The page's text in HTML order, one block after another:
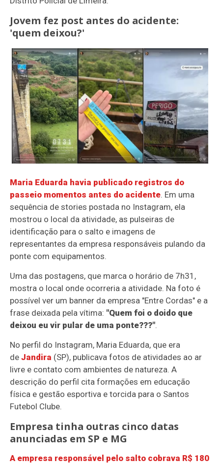
Jovem fez post antes do acidente:
'quem deixou?'
Maria Eduarda havia publicado registros do
passeio momentos antes do acidente. Em uma
sequência de stories postada no Instagram, ela
mostrou o local da atividade, as pulseiras de
identificação para o salto e imagens de
representantes da empresa responsáveis pulando da
ponte com equipamentos.
Uma das postagens, que marca o horário de 7h31,
mostra o local onde ocorreria a atividade. Na foto é
possível ver um banner da empresa "Entre Cordas" e a
frase deixada pela vítima: "Quem foi o doido que
deixou eu vir pular de uma ponte???".
No perfil do Instagram, Maria Eduarda, que era
deJandira (SP), publicava fotos de atividades ao ar
livre e contato com ambientes de natureza. A
descrição do perfil cita formações em educação
física e gestão esportiva e torcida para o Santos
Futebol Clube.
Empresa tinha outras cinco datas
anunciadas em SP e MG
A empresa responsável pelo salto cobrava R$ 180